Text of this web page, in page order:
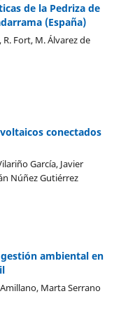
de la Pedriza de
(España)
Fort, M. Álvarez de
conectados
García, Javier
Núñez Gutiérrez
ambiental en
Marta Serrano